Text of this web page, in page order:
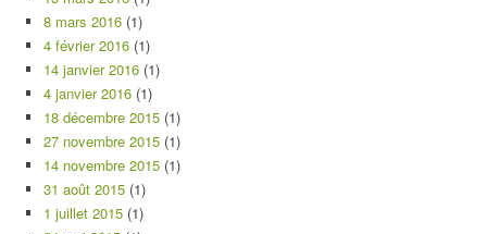
8 mars 2016 (1)
4 février 2016 (1)
14 janvier 2016 (1)
4 janvier 2016 (1)
18 décembre 2015 (1)
27 novembre 2015 (1)
14 novembre 2015 (1)
31 août 2015 (1)
1 juillet 2015 (1)